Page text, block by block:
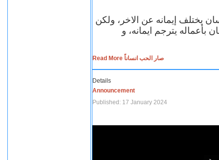
يختلف إيمانه عن الاخر، ولكن
بأعماله يترجم ايمانه، و
Read More صار الحب انساناً
Details
Announcement
Published: 17 January 2024